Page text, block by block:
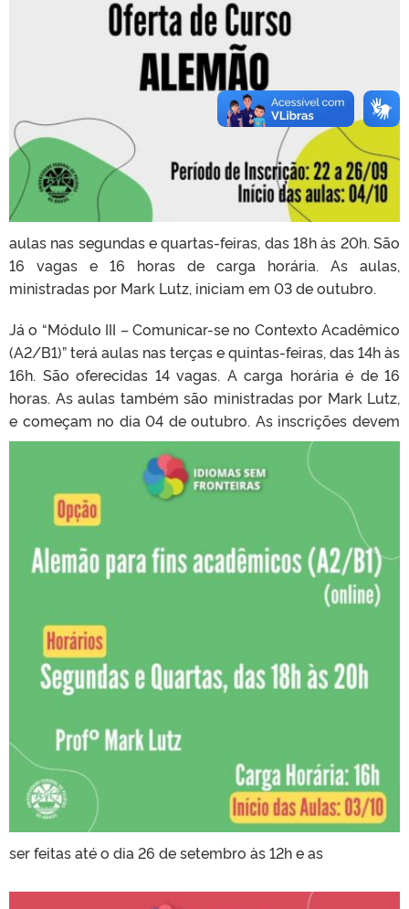
aulas nas segundas e quartas-feiras, das 18h às 20h. São
16 vagas e 16 horas de carga horária. As aulas,
ministradas por Mark Lutz, iniciam em 03 de outubro.
Já o “Módulo III – Comunicar-se no Contexto Acadêmico
(A2/B1)” terá aulas nas terças e quintas-feiras, das 14h às
16h. São oferecidas 14 vagas. A carga horária é de 16
horas. As aulas também são ministradas por Mark Lutz,
e começam no dia 04 deoutubro. As inscrições devem
ser feitas até o dia 26 de setembro às 12h e as